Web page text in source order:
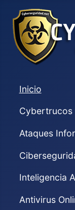
Inicio
Cybertrucos
Ataques
Inteligencia
Antivirus